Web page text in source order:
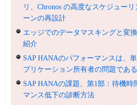
リ、Chronos の高度なスケジュー
ーンの再設計
エッジでのデータマスキングと変
紹介
SAP HANAのパフォーマンスは、
プリケーション所有者の問題であ
SAP HANAの課題、第1部：待機
マンス低下の診断方法